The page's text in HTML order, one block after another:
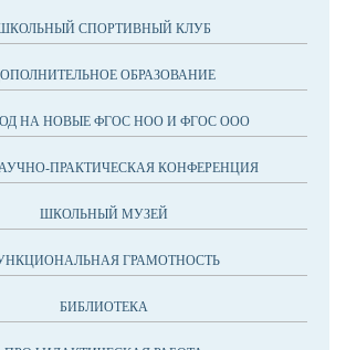
СПОРТИВНЫЙ КЛУБ
ОБРАЗОВАНИЕ
НА НОВЫЕ ФГОС НОО И ФГОС ООО
ПРАКТИЧЕСКАЯ КОНФЕРЕНЦИЯ
ШКОЛЬНЫЙ МУЗЕЙ
ГРАМОТНОСТЬ
БИБЛИОТЕКА